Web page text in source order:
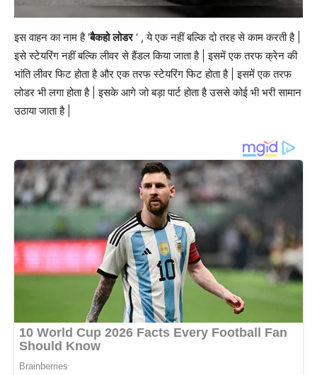
इस वाहन का नाम है ‘बैकहो लोडर‘ , ये एक नहीं बल्कि दो तरह से काम करती है |
इसे स्टेयरिंग नहीं बल्कि लीवर से हैंडल किया जाता है | इसमें एक तरफ क्रेन की
भांति लीवर फिट होता है और एक तरफ स्टेयरिंग फिट होता है | इसमें एक तरफ
लोडर भी लगा होता है | इसके आगे जो बड़ा पार्ट होता है उससे कोई भी भरी सामान
उठाया जाता है |